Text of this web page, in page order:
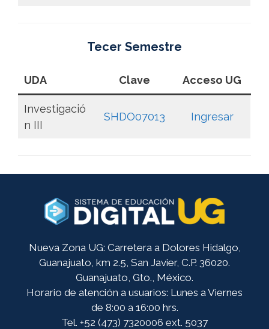
Tecer Semestre
UDA Clave Acceso UG
Investigació
n III
SHDO07013 Ingresar
Nueva Zona UG: Carretera a Dolores Hidalgo,
Guanajuato, km 2.5, San Javier, C.P. 36020.
Guanajuato, Gto., México.
Horario de atención a usuarios: Lunes a Viernes
de 8:00 a 16:00 hrs.
Tel. +52 (473) 7320006 ext. 5037